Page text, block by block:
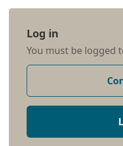
Log in
You must be logged